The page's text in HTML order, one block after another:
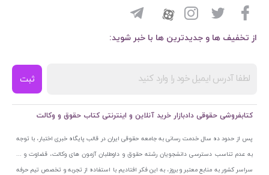
از تخفیف ها و جدیدترین ها با خبر شوید:
ثبت
کتابفروشی حقوقی دادبازار خرید آنلاین و اینترنتی کتاب حقوق و وکالت
پس از حدود ده سال خدمت رسانی به جامعه حقوقی ایران در قالب پایگاه خبری اختبار، با توجه
به عدم تناسب دسترسی دانشجویان رشته حقوق و داوطلبان آزمون های وکالت، قضاوت و ...
سراسر کشور به منابع معتبر و بروز، به این فکر افتادیم با استفاده از تجربه و تخصص تیم حرفه